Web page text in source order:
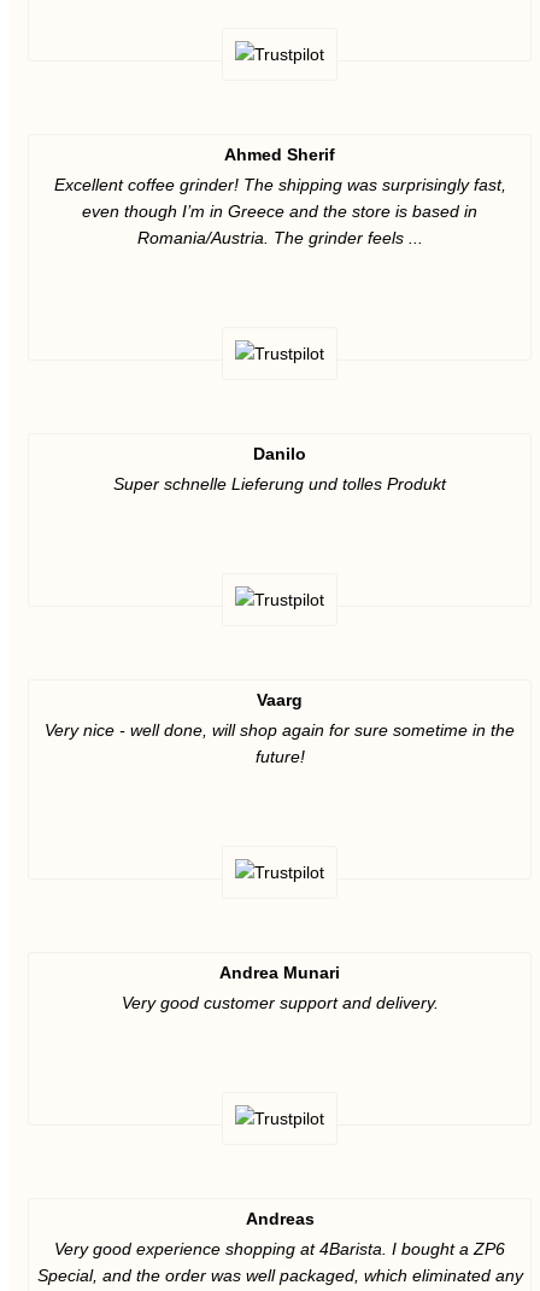
Ahmed Sherif
Excellent coffee grinder! The shipping was surprisingly fast,
even though I’m in Greece and the store is based in
Romania/Austria. The grinder feels ...
Danilo
Super schnelle Lieferung und tolles Produkt
Vaarg
Very nice - well done, will shop again for sure sometime in the
future!
Andrea Munari
Very good customer support and delivery.
Andreas
Very good experience shopping at 4Barista. I bought a ZP6
Special, and the order was well packaged, which eliminated any